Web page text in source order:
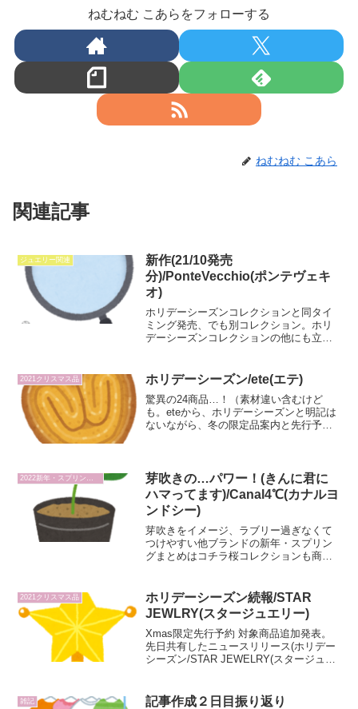
ねむねむ こあらをフォローする
ねむねむ こあら
関連記事
ジュエリー関連
新作(21/10発売
分)/PonteVecchio(ポンテヴェキ
オ)
ホリデーシーズンコレクションと同タイ
ミング発売、でも別コレクション。ホリ
デーシーズンコレクションの他にも立て
ーシーズンコレクションにもプラチナ・
ギルド・インターナ...
2021クリスマス品 ホリデーシーズン/ete(エテ)
驚異の24商品…！（素材違い含むけど
も。eteから、ホリデーシーズンと明記は
ないながら、冬の限定品案内と先行予約
素材やコーティング...
2022新年・スプリング品
芽吹きの…パワー！(きんに君に
ハマってます)/Canal4℃(カナルヨ
ンドシー)
芽吹きをイメージ、ラブリー過ぎなくて
つけやすい他ブランドの新年・スプリン
グまとめはコチラ桜コレクションも商品
き-をテーマにした商品を紹介していく。
桜コレクショ...
2021クリスマス品
ホリデーシーズン続報/STAR
JEWLRY(スタージュエリー)
Xmas限定先行予約 対象商品追加発表。
先日共有したニュースリリース(ホリデー
シーズン/STAR JEWELRY(スタージュエ
商品も追加されていたので共有。（10...
雑記 記事作成２日目振り返り